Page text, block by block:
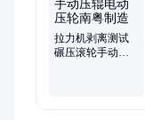
拉力机剥离测试
碾压滚轮手动压